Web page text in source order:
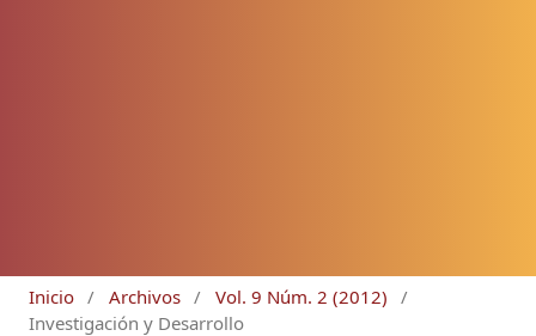
Inicio / Archivos / Vol. 9 Núm. 2 (2012)
/
Investigación y Desarrollo